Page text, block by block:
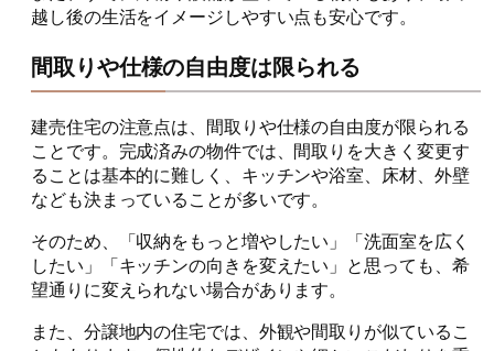
越し後の生活をイメージしやすい点も安心です。
間取りや仕様の自由度は限られる
建売住宅の注意点は、間取りや仕様の自由度が限られる
ことです。完成済みの物件では、間取りを大きく変更す
ることは基本的に難しく、キッチンや浴室、床材、外壁
なども決まっていることが多いです。
そのため、「収納をもっと増やしたい」「洗面室を広く
したい」「キッチンの向きを変えたい」と思っても、希
望通りに変えられない場合があります。
また、分譲地内の住宅では、外観や間取りが似ているこ